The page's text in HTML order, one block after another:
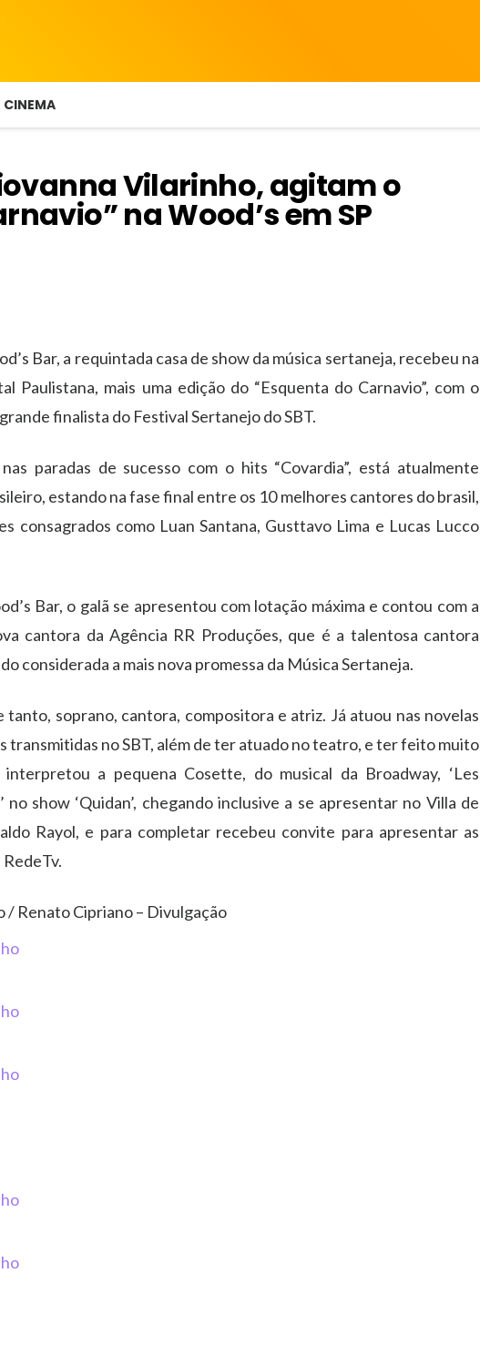
CINEMA
Vilarinho, agitam o
na Wood’s em SP
Bar, a requintada casa de show da música sertaneja, recebeu na
Paulistana, mais uma edição do “Esquenta do Carnavio”, com o
finalista do Festival Sertanejo do SBT.
paradas de sucesso com o hits “Covardia”, está atualmente
estando na fase final entre os 10 melhores cantores do brasil,
consagrados como Luan Santana, Gusttavo Lima e Lucas Lucco
Bar, o galã se apresentou com lotação máxima e contou com a
cantora da Agência RR Produções, que é a talentosa cantora
considerada a mais nova promessa da Música Sertaneja.
soprano, cantora, compositora e atriz. Já atuou nas novelas
transmitidas no SBT, além de ter atuado no teatro, e ter feito muito
a pequena Cosette, do musical da Broadway, ‘Les
no show ‘Quidan’, chegando inclusive a se apresentar no Villa de
Rayol, e para completar recebeu convite para apresentar as
/ Renato Cipriano – Divulgação